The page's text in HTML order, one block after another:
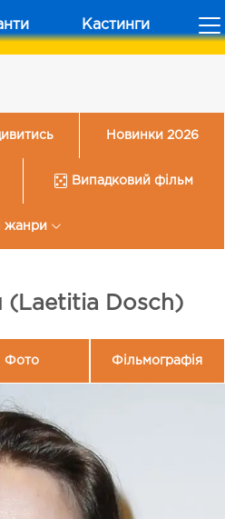
Кастинги
Новинки 2026
Випадковий фільм
жанри
(Laetitia Dosch)
Фото Фільмографія